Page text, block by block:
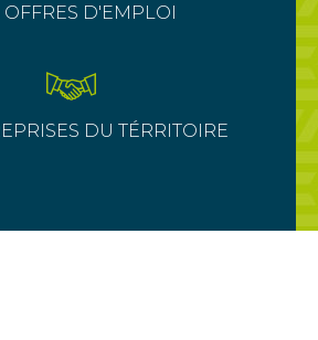
OFFRES D'EMPLOI
DU TÉRRITOIRE